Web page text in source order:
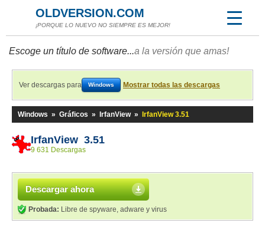
OLDVERSION.COM
¡PORQUE LO NUEVO NO SIEMPRE ES MEJOR!
Escoge un título de software...a la versión que amas!
Ver descargas para Windows Mostrar todas las descargas
Windows » Gráficos » IrfanView » IrfanView 3.51
IrfanView 3.51
9 631 Descargas
Descargar ahora
Probada: Libre de spyware, adware y virus